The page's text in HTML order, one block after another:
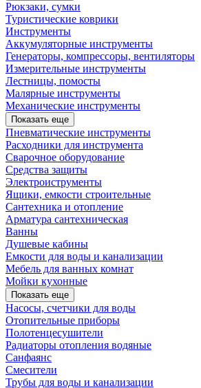
Рюкзаки, сумки
Туристические коврики
Инструменты
Аккумуляторные инструменты
Генераторы, компрессоры, вентиляторы
Измерительные инструменты
Лестницы, помосты
Малярные инструменты
Механические инструменты
Показать еще
Пневматические инструменты
Расходники для инструмента
Сварочное оборудование
Средства защиты
Электроиструменты
Ящики, емкости строительные
Сантехника и отопление
Арматура сантехническая
Ванны
Душевые кабины
Емкости для воды и канализации
Мебель для ванных комнат
Мойки кухонные
Показать еще
Насосы, счетчики для воды
Отопительные приборы
Полотенцесушители
Радиаторы отопления водяные
Санфаянс
Смесители
Трубы для воды и канализации